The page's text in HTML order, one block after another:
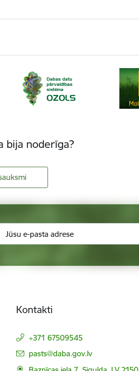
bija noderīga?
Kontakti
+371 67509545
E-pasts:
pasts@daba.gov.lv